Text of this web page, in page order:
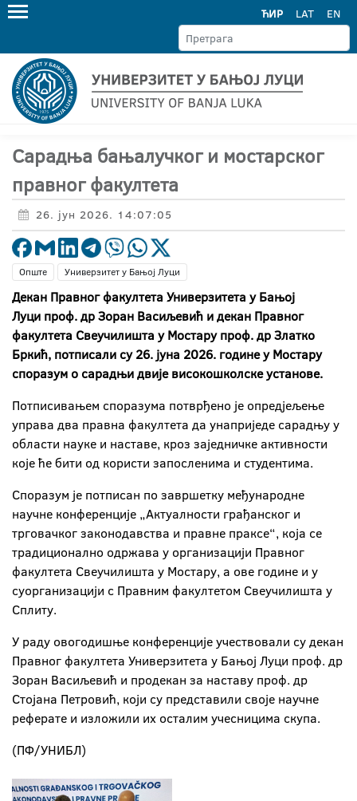
ЋИР LAT EN
Сарадња бањалучког и мостарског
правног факултета
26. јун 2026. 14:07:05
Опште Универзитет у Бањој Луци
Декан Правног факултета Универзитета у Бањој
Луци проф. др Зоран Васиљевић и декан Правног
факултета Свеучилишта у Мостару проф. др Златко
Бркић, потписали су 26. јуна 2026. године у Мостару
споразум о сарадњи двије високошколске установе.
Потписивањем споразума потврђено је опредјељење
управа два правна факултета да унаприједе сарадњу у
области науке и наставе, кроз заједничке активности
које ће бити од користи запосленима и студентима.
Споразум је потписан по завршетку међународне
научне конференције „Актуалности грађанског и
трговачког законодавства и правне праксе“, која се
традиционално одржава у организацији Правног
факултета Свеучилишта у Мостару, а ове године и у
суорганизацији с Правним факултетом Свеучилишта у
Сплиту.
У раду овогодишње конференције учествовали су декан
Правног факултета Универзитета у Бањој Луци проф. др
Зоран Васиљевић и продекан за наставу проф. др
Стојана Петровић, који су представили своје научне
реферате и изложили их осталим учесницима скупа.
(ПФ/УНИБЛ)